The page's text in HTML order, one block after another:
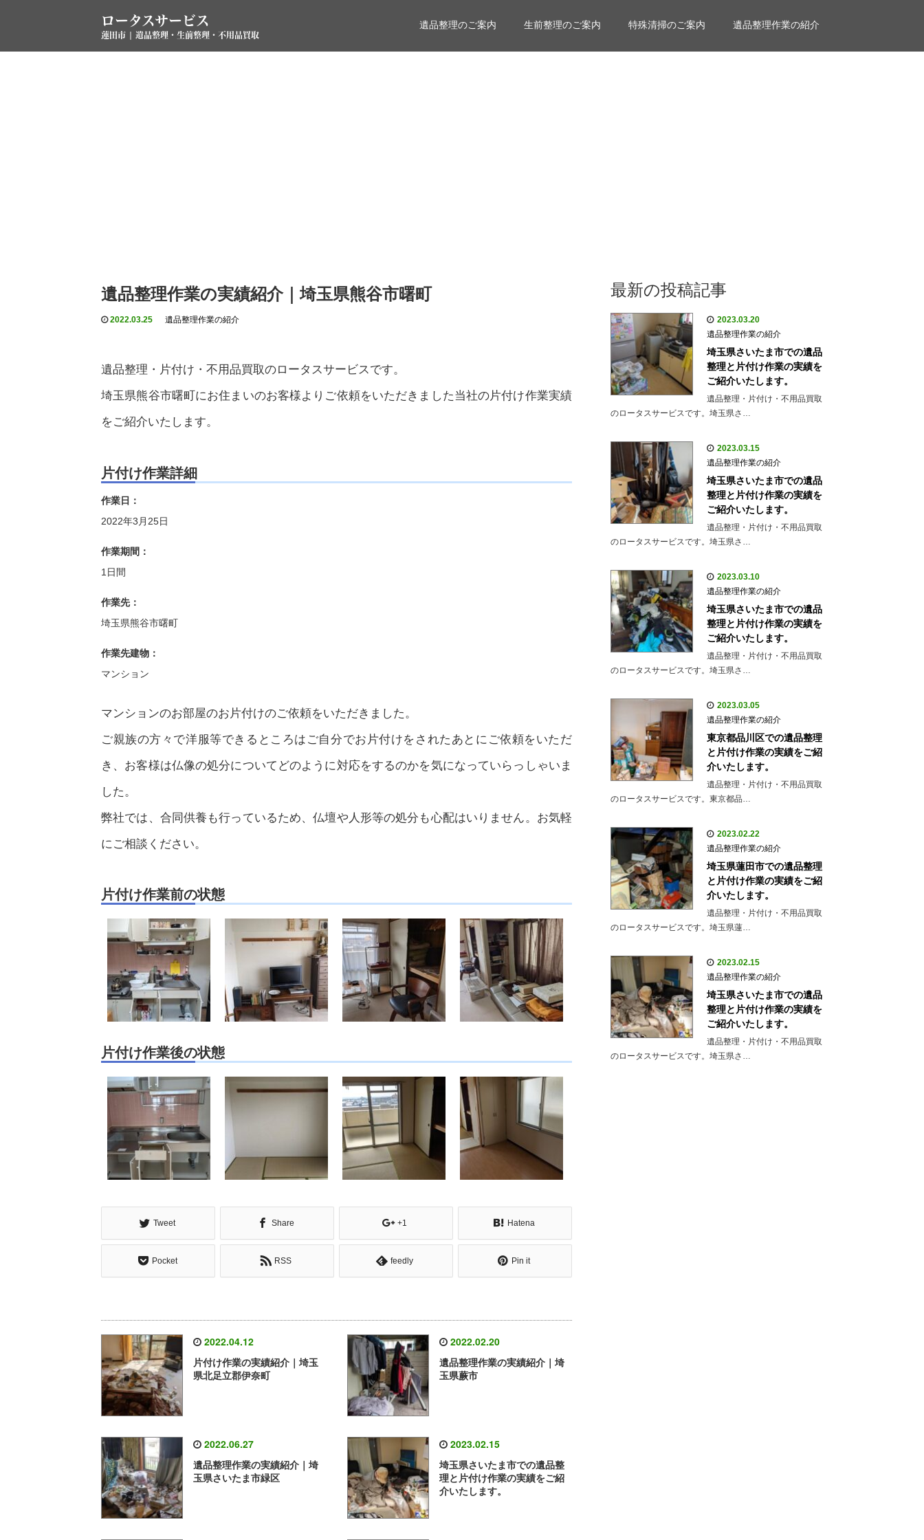
ロータスサービス
蓮田市 | 遺品整理・生前整理・不用品買取
遺品整理のご案内 生前整理のご案内 特殊清掃のご案内 遺品整理作業の紹介
遺品整理作業の実績紹介｜埼玉県熊谷市曙町
2022.03.25 遺品整理作業の紹介
遺品整理・片付け・不用品買取のロータスサービスです。
埼玉県熊谷市曙町にお住まいのお客様よりご依頼をいただきました当社の片付け作業実績
をご紹介いたします。
片付け作業詳細
作業日：
2022年3月25日
作業期間：
1日間
作業先：
埼玉県熊谷市曙町
作業先建物：
マンション
マンションのお部屋のお片付けのご依頼をいただきました。
ご親族の方々で洋服等できるところはご自分でお片付けをされたあとにご依頼をいただ
き、お客様は仏像の処分についてどのように対応をするのかを気になっていらっしゃいま
した。
弊社では、合同供養も行っているため、仏壇や人形等の処分も心配はいりません。お気軽
にご相談ください。
片付け作業前の状態
片付け作業後の状態
Tweet Share +1 Hatena
Pocket RSS feedly Pin it
2022.04.12
片付け作業の実績紹介｜埼玉
県北足立郡伊奈町
2022.02.20
遺品整理作業の実績紹介｜埼
玉県蕨市
2022.06.27
遺品整理作業の実績紹介｜埼
玉県さいたま市緑区
2023.02.15
埼玉県さいたま市での遺品整
理と片付け作業の実績をご紹
介いたします。
最新の投稿記事
2023.03.20
遺品整理作業の紹介
埼玉県さいたま市での遺品
整理と片付け作業の実績を
ご紹介いたします。
遺品整理・片付け・不用品買取
のロータスサービスです。埼玉県さ…
2023.03.15
遺品整理作業の紹介
埼玉県さいたま市での遺品
整理と片付け作業の実績を
ご紹介いたします。
遺品整理・片付け・不用品買取
のロータスサービスです。埼玉県さ…
2023.03.10
遺品整理作業の紹介
埼玉県さいたま市での遺品
整理と片付け作業の実績を
ご紹介いたします。
遺品整理・片付け・不用品買取
のロータスサービスです。埼玉県さ…
2023.03.05
遺品整理作業の紹介
東京都品川区での遺品整理
と片付け作業の実績をご紹
介いたします。
遺品整理・片付け・不用品買取
のロータスサービスです。東京都品…
2023.02.22
遺品整理作業の紹介
埼玉県蓮田市での遺品整理
と片付け作業の実績をご紹
介いたします。
遺品整理・片付け・不用品買取
のロータスサービスです。埼玉県蓮…
2023.02.15
遺品整理作業の紹介
埼玉県さいたま市での遺品
整理と片付け作業の実績を
ご紹介いたします。
遺品整理・片付け・不用品買取
のロータスサービスです。埼玉県さ…